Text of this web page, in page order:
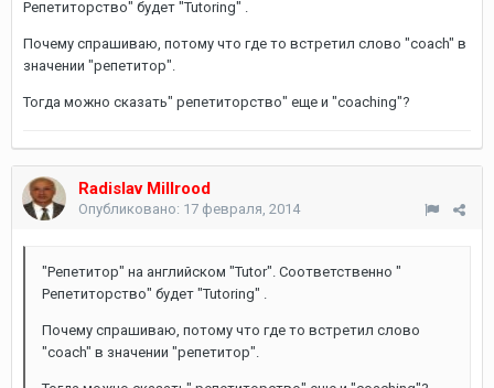
Репетиторство" будет "Tutoring" .
Почему спрашиваю, потому что где то встретил слово "coach" в
значении "репетитор".
Тогда можно сказать" репетиторство" еще и "coaching"?
Radislav Millrood
Опубликовано: 17 февраля, 2014
"Репетитор" на английском "Tutor". Соответственно "
Репетиторство" будет "Tutoring" .
Почему спрашиваю, потому что где то встретил слово
"coach" в значении "репетитор".